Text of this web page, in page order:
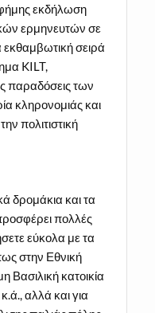
εκδήλωση
ερμηνευτών σε
εκθαμβωτική σειρά
KILT,
παραδόσεις των
κληρονομιάς και
πολιτιστική
δρομάκια και τα
πολλές
εύκολα με τα
στην Εθνική
Βασιλική κατοικία
αλλά και για